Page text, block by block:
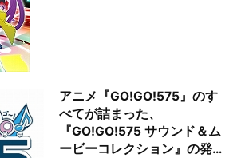
アニメ『GO!GO!575』のす
べてが詰まった、
『GO!GO!575 サウンド＆ム
ービーコレクション』の発売